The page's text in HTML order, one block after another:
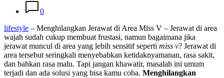
0
lifestyle – Menghilangkan Jerawat di Area Miss V – Jerawat di area
wajah sudah cukup membuat frustasi, namun bagaimana jika
jerawat muncul di area yang lebih sensitif seperti miss v? Jerawat di
area tersebut seringkali menyebabkan ketidaknyamanan, rasa sakit,
dan bahkan rasa malu. Tapi jangan khawatir, masalah ini umum
terjadi dan ada solusi yang bisa kamu coba. Menghilangkan